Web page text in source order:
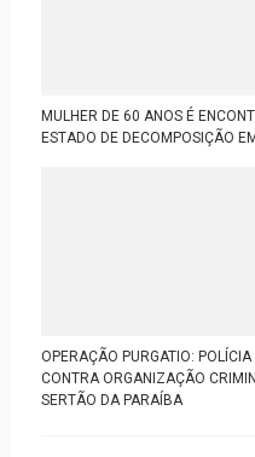
MULHER DE 60 ANOS É
ESTADO DE DECOMPOSIÇÃO
OPERAÇÃO PURGATIO:
CONTRA ORGANIZAÇÃO
SERTÃO DA PARAÍBA